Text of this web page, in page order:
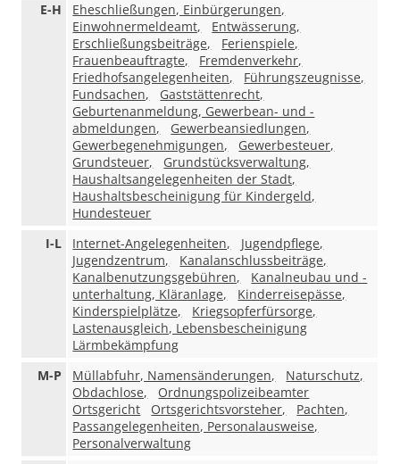
E-H
Eheschließungen, Einbürgerungen,
Einwohnermeldeamt,
Entwässerung,
Erschließungsbeiträge,
Ferienspiele,
Frauenbeauftragte,
Fremdenverkehr,
Friedhofsangelegenheiten,
Führungszeugnisse,
Fundsachen,
Gaststättenrecht,
Geburtenanmeldung, Gewerbean- und -
abmeldungen,
Gewerbeansiedlungen,
Gewerbegenehmigungen,
Gewerbesteuer,
Grundsteuer,
Grundstücksverwaltung,
Haushaltsangelegenheiten der Stadt,
Haushaltsbescheinigung für Kindergeld,
Hundesteuer
I-L
Internet-Angelegenheiten,
Jugendpflege,
Jugendzentrum,
Kanalanschlussbeiträge,
Kanalbenutzungsgebühren,
Kanalneubau und -
unterhaltung, Kläranlage,
Kinderreisepässe,
Kinderspielplätze,
Kriegsopferfürsorge,
Lastenausgleich, Lebensbescheinigung
Lärmbekämpfung
M-P
Müllabfuhr, Namensänderungen,
Naturschutz,
Obdachlose,
Ordnungspolizeibeamter
Ortsgericht
Ortsgerichtsvorsteher,
Pachten,
Passangelegenheiten, Personalausweise,
Personalverwaltung